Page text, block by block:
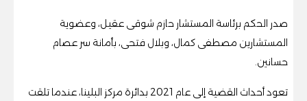
صدر الحكم برئاسة المستشار حازم شوقى عقيل، وعضوية
المستشارين مصطفى كمال، وبلال فتحى، بأمانة سر عصام
حسانين.
تعود أحداث القضية إلى عام 2021 بدائرة مركز البلينا، عندما تلقت